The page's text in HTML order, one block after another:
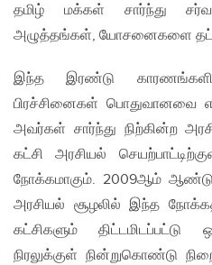
தமிழ் மக்கள் சார்ந்து
அழுத்தங்கள், யோசனைகளை
இந்த இரண்டு
பிரச்சினைகள் பொதுவானவை
அவர்கள் சார்ந்து நிற்கின்ற
கட்சி அரசியல்
நோக்கமாகும். 2009ஆம் ஆண்டு
அரசியல் சூழலில் இந்த
கட்சிகளும் திட்டமிடப்பட்டு
நிரலுக்குள் நின்றுகொண்டு